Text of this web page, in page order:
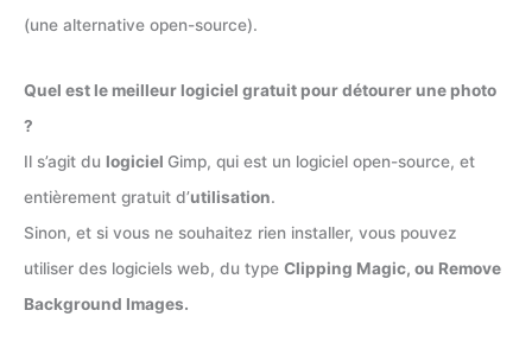
(une alternative open-source).
Quel est le meilleur logiciel gratuit pour détourer une photo
?
Il s’agit du logiciel Gimp, qui est un logiciel open-source, et
entièrement gratuit d’utilisation.
Sinon, et si vous ne souhaitez rien installer, vous pouvez
utiliser des logiciels web, du type Clipping Magic, ou Remove
Background Images.